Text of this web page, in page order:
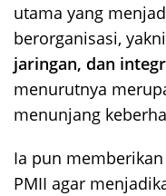
utama yang
berorganisasi, yakni
jaringan, dan
menurutnya
menunjang
Ia pun
PMII agar